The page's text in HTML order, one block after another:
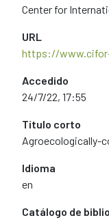
Center for
URL
https://
Accedido
24/7/22, 17:55
Título corto
Agroecologically-
Idioma
en
Catálogo de